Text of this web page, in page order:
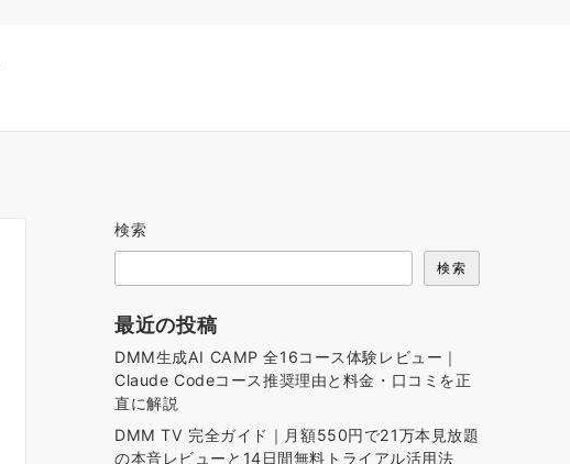
検索
検索
最近の投稿
DMM生成AI CAMP 全16コース体験レビュー｜
Claude Codeコース推奨理由と料金・口コミを正
直に解説
DMM TV 完全ガイド｜月額550円で21万本見放題
の本音レビューと14日間無料トライアル活用法